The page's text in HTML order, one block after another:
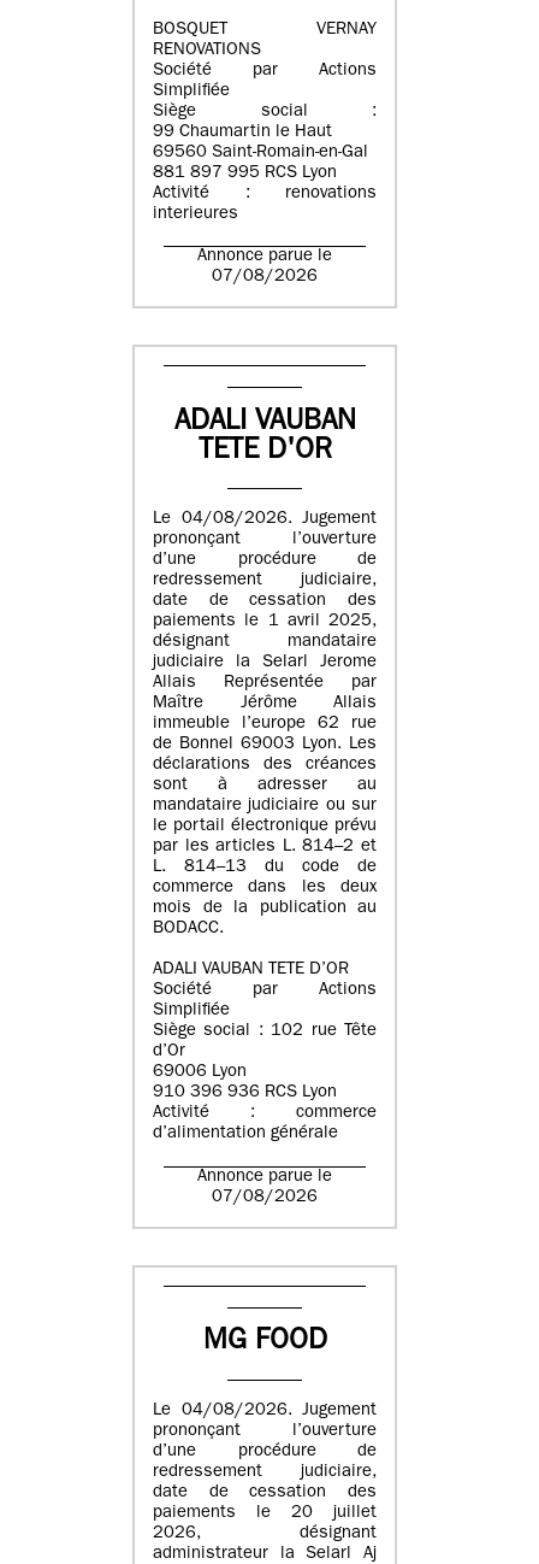
BOSQUET VERNAY
RENOVATIONS
Société par Actions
Simplifiée
Siège social :
99 Chaumartin le Haut
69560 Saint-Romain-en-Gal
881 897 995 RCS Lyon
Activité : renovations
interieures
Annonce parue le
07/08/2026
ADALI VAUBAN
TETE D'OR
Le 04/08/2026. Jugement
prononçant l’ouverture
d’une procédure de
redressement judiciaire,
date de cessation des
paiements le 1 avril 2025,
désignant mandataire
judiciaire la Selarl Jerome
Allais Représentée par
Maître Jérôme Allais
immeuble l’europe 62 rue
de Bonnel 69003 Lyon. Les
déclarations des créances
sont à adresser au
mandataire judiciaire ou sur
le portail électronique prévu
par les articles L. 814–2 et
L. 814–13 du code de
commerce dans les deux
mois de la publication au
BODACC.
ADALI VAUBAN TETE D’OR
Société par Actions
Simplifiée
Siège social : 102 rue Tête
d’Or
69006 Lyon
910 396 936 RCS Lyon
Activité : commerce
d’alimentation générale
Annonce parue le
07/08/2026
MG FOOD
Le 04/08/2026. Jugement
prononçant l’ouverture
d’une procédure de
redressement judiciaire,
date de cessation des
paiements le 20 juillet
2026, désignant
administrateur la Selarl Aj